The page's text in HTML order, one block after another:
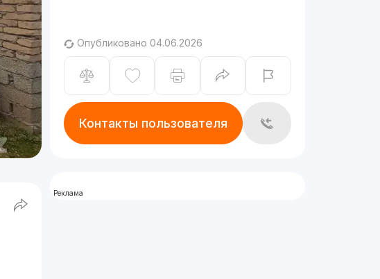
Опубликовано 04.06.2026
Контакты пользователя
Реклама